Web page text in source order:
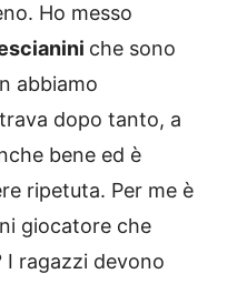
Ho messo
che sono
abbiamo
dopo tanto, a
bene ed è
ripetuta. Per me è
giocatore che
I ragazzi devono